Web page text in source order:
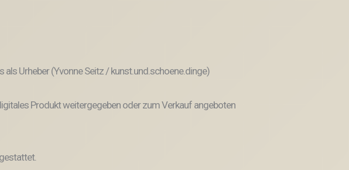
Urheber (Yvonne Seitz / kunst.und.schoene.dinge)
Produkt weitergegeben oder zum Verkauf angeboten